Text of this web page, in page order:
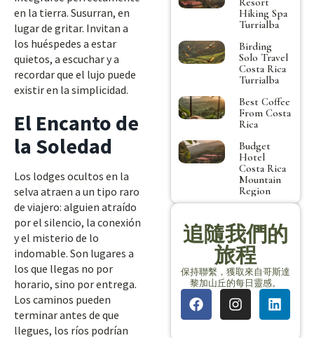
en la tierra. Susurran, en
lugar de gritar. Invitan a
los huéspedes a estar
quietos, a escuchar y a
recordar que el lujo puede
existir en la simplicidad.
El Encanto de
la Soledad
Los lodges ocultos en la
selva atraen a un tipo raro
de viajero: alguien atraído
por el silencio, la conexión
y el misterio de lo
indomable. Son lugares a
los que llegas no por
horario, sino por entrega.
Los caminos pueden
terminar antes de que
llegues, los ríos podrían
Hiking Spa
Turrialba
Birding
Solo Travel
Costa Rica
Turrialba
Best Coffee
From Costa
Rica
Budget
Hotel
Costa Rica
Mountain
Region
追隨我們的
旅程
保持聯繫，獲取來自哥斯達
黎加山丘的每日靈感。